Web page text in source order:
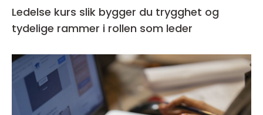
Ledelse kurs slik bygger du trygghet og
tydelige rammer i rollen som leder